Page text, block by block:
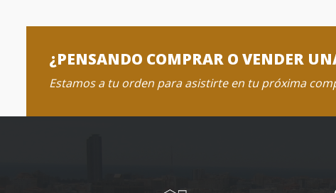
¿PENSANDO COMPRAR O VENDER
Estamos a tu orden para asistirte en tu próxima